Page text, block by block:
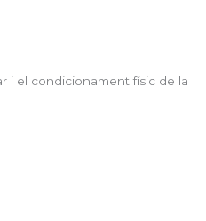
i el condicionament físic de la